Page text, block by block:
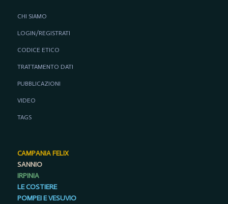
CHI SIAMO
LOGIN/REGISTRATI
CODICE ETICO
TRATTAMENTO DATI
PUBBLICAZIONI
VIDEO
TAGS
CAMPANIA FELIX
SANNIO
IRPINIA
LE COSTIERE
POMPEI E VESUVIO